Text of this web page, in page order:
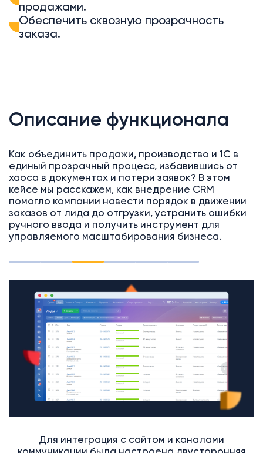
продажами.
Обеспечить сквозную прозрачность
заказа.
Описание функционала
Как объединить продажи, производство и 1С в
единый прозрачный процесс, избавившись от
хаоса в документах и потери заявок? В этом
кейсе мы расскажем, как внедрение CRM
помогло компании навести порядок в движении
заказов от лида до отгрузки, устранить ошибки
ручного ввода и получить инструмент для
управляемого масштабирования бизнеса.
Для интеграция с сайтом и каналами